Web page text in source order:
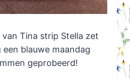
Tina strip Stella zet
blauwe maandag
geprobeerd!